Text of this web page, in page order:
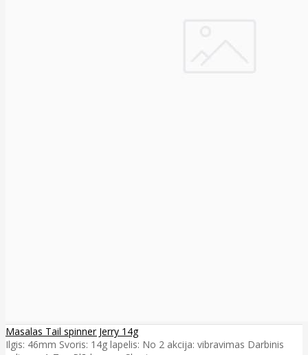
Masalas Tail spinner Jerry 14g
Ilgis: 46mm Svoris: 14g lapelis: No 2 akcija: vibravimas Darbinis